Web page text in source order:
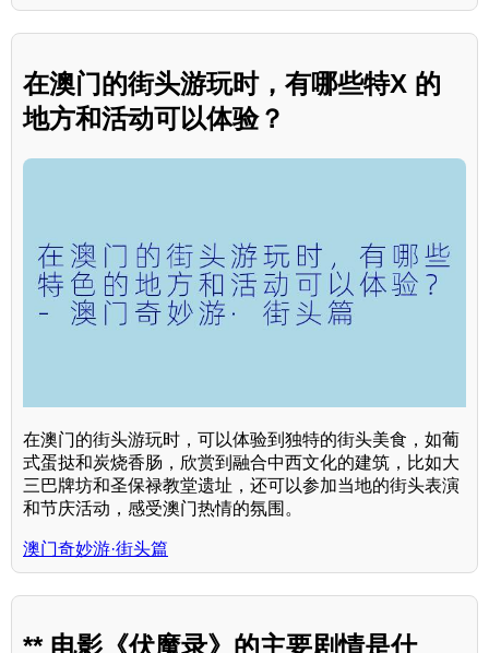
在澳门的街头游玩时，有哪些特X 的
地方和活动可以体验？
在澳门的街头游玩时，可以体验到独特的街头美食，如葡
式蛋挞和炭烧香肠，欣赏到融合中西文化的建筑，比如大
三巴牌坊和圣保禄教堂遗址，还可以参加当地的街头表演
和节庆活动，感受澳门热情的氛围。
澳门奇妙游·街头篇
** 电影《伏魔录》的主要剧情是什